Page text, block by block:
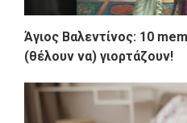
Άγιος Βαλεντίνος: 10
(θέλουν να) γιορτάζουν!